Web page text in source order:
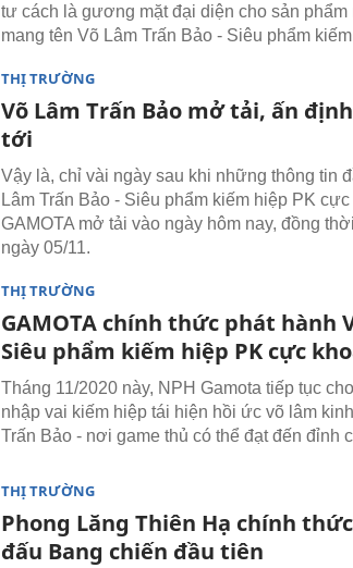
tư cách là gương mặt đại diện cho sản
mang tên Võ Lâm Trấn Bảo - Siêu phẩm
THỊ TRƯỜNG
Võ Lâm Trấn Bảo mở tải, ấn
tới
Vậy là, chỉ vài ngày sau khi những thông tin
Lâm Trấn Bảo - Siêu phẩm kiếm hiệp PK
GAMOTA mở tải vào ngày hôm nay, đồng
ngày 05/11.
THỊ TRƯỜNG
GAMOTA chính thức phát hành
Siêu phẩm kiếm hiệp PK cực
Tháng 11/2020 này, NPH Gamota tiếp tục
nhập vai kiếm hiệp tái hiện hồi ức võ lâm
Trấn Bảo - nơi game thủ có thể đạt đến đỉnh
THỊ TRƯỜNG
Phong Lăng Thiên Hạ chính
đấu Bang chiến đầu tiên